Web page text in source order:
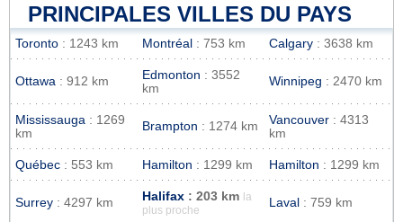
PRINCIPALES VILLES DU PAYS
Toronto : 1243 km Montréal : 753 km Calgary : 3638 km
Ottawa : 912 km Edmonton : 3552
km
Winnipeg : 2470 km
Mississauga : 1269
km
Brampton : 1274 km Vancouver : 4313
km
Québec : 553 km Hamilton : 1299 km Hamilton : 1299 km
Surrey : 4297 km Halifax : 203 km
la
plus proche
Laval : 759 km